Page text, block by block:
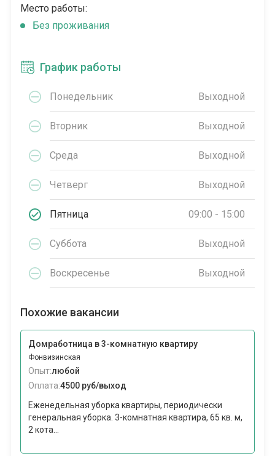
Место работы:
Без проживания
График работы
Понедельник Выходной
Вторник Выходной
Среда Выходной
Четверг Выходной
Пятница 09:00 - 15:00
Суббота Выходной
Воскресенье Выходной
Похожие вакансии
Домработница в 3-комнатную квартиру
Фонвизинская
Опыт:любой
Оплата:4500 руб/выход
Еженедельная уборка квартиры, периодически
генеральная уборка. 3-комнатная квартира, 65 кв. м,
2 кота...